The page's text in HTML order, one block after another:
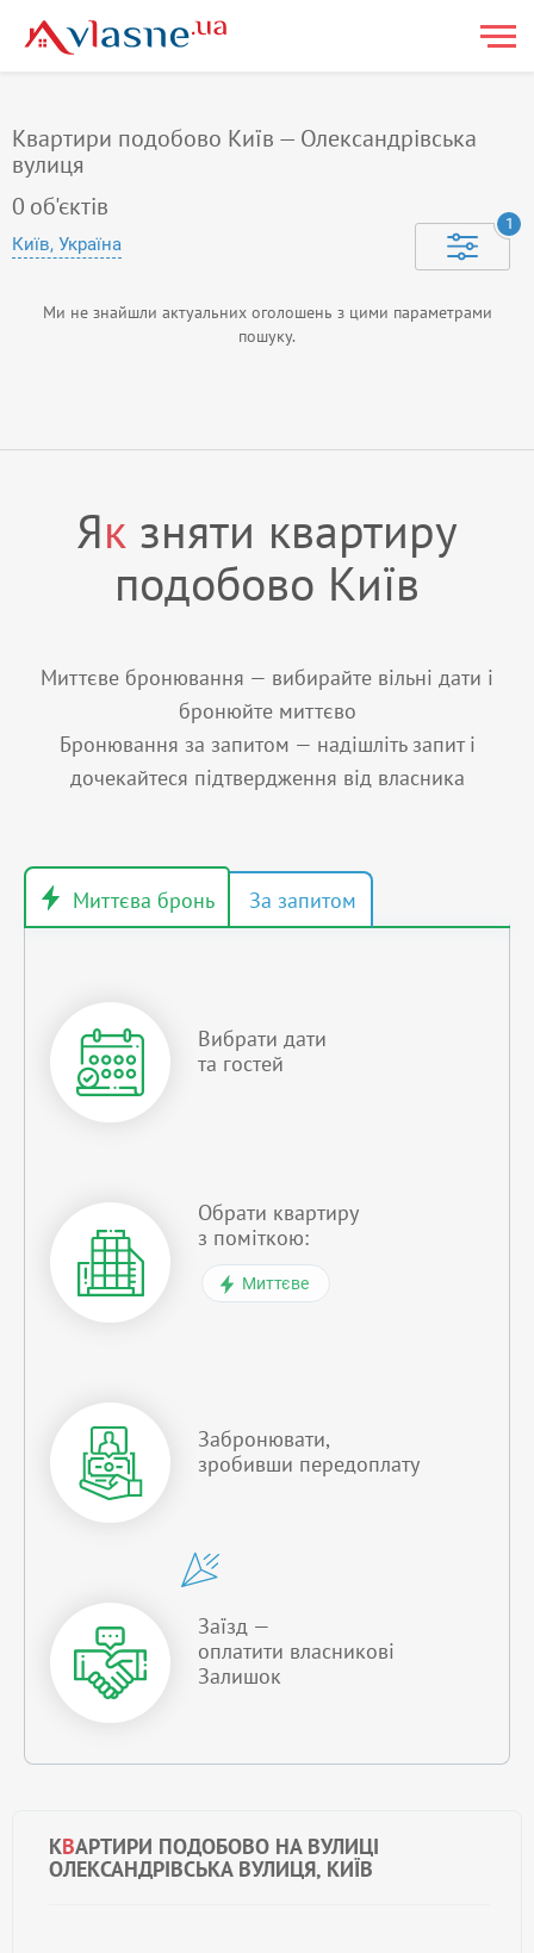
Квартири подобово Київ — Олександрівська
вулиця
0 об'єктів
Київ, Україна
1
КВАРТИРИ ПОДОБОВО НА ВУЛИЦІ
ОЛЕКСАНДРІВСЬКА ВУЛИЦЯ, КИЇВ
Ми не знайшли актуальних оголошень з цими параметрами
пошуку.
Як зняти квартиру
подобово Київ
Миттєве бронювання — вибирайте вільні дати і
бронюйте миттєво
Бронювання за запитом — надішліть запит і
дочекайтеся підтвердження від власника
Вибрати дати
та гостей
Обрати квартиру
з поміткою:
Миттєве
Забронювати,
зробивши передоплату
Заїзд —
оплатити власникові
Залишок